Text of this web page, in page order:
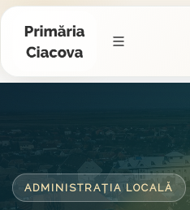
ADMINISTRAȚIA LOCALĂ